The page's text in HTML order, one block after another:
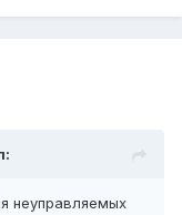
неуправляемых